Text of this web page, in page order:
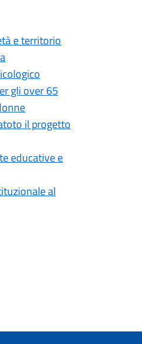
e territorio
gli over 65
il progetto
educative e
al